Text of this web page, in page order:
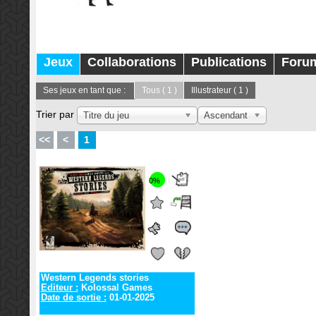
Jeux Collaborations Publications
Ses jeux en tant que : Tous( 1 ) Illustrateur( 1 )
Trier par Titre du jeu Ascendant
<< < 1
0%
Western Legends stories
Editeur : Kolossal Games
Date de sortie : 01-01-2025